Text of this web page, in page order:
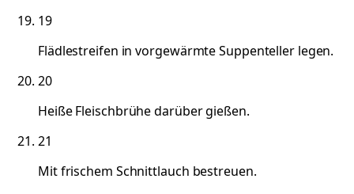
19
Flädlestreifen in vorgewärmte Suppenteller legen.
20
Heiße Fleischbrühe darüber gießen.
21
Mit frischem Schnittlauch bestreuen.